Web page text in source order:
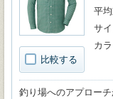
比較する
平
サ
カ
釣り場へのアプロー